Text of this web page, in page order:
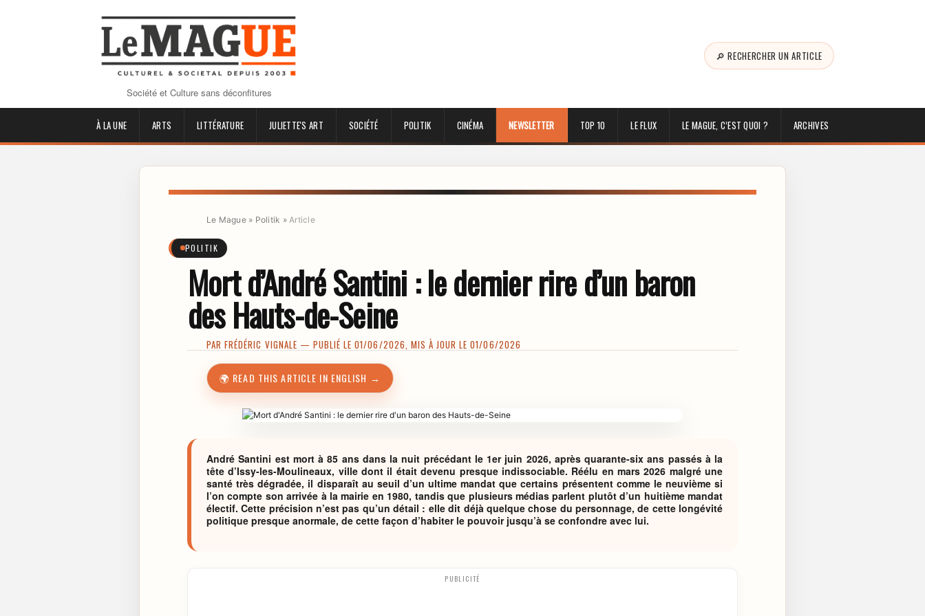
Société et Culture sans déconfitures
🔎 RECHERCHER UN ARTICLE
À LA UNE ARTS LITTÉRATURE JULIETTE'S ART SOCIÉTÉ POLITIK CINÉMA NEWSLETTER TOP 10 LE FLUX LE MAGUE, C’EST QUOI ? ARCHIVES
Le Mague» Politik » Article
POLITIK
Mort d’André Santini : le dernier rire d’un baron
des Hauts-de-Seine
PARFRÉDÉRIC VIGNALE — PUBLIÉ LE 01/06/2026, MIS À JOUR LE 01/06/2026
🌍 READ THIS ARTICLE IN ENGLISH →
André Santini est mort à 85 ans dans la nuit précédant le 1er juin 2026, après quarante-six ans passés à la
tête d’Issy-les-Moulineaux, ville dont il était devenu presque indissociable. Réélu en mars 2026 malgré une
santé très dégradée, il disparaît au seuil d’un ultime mandat que certains présentent comme le neuvième si
l’on compte son arrivée à la mairie en 1980, tandis que plusieurs médias parlent plutôt d’un huitième mandat
électif. Cette précision n’est pas qu’un détail : elle dit déjà quelque chose du personnage, de cette longévité
politique presque anormale, de cette façon d’habiter le pouvoir jusqu’à se confondre avec lui.
PUBLICITÉ